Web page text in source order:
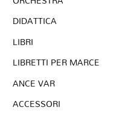
DIDATTICA
LIBRI
LIBRETTI PER MARCE
ANCE VAR
ACCESSORI